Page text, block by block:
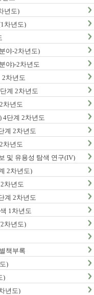
년도)
차년도)
야-2차년도)
야)-2차년도
2차년도
계 2차년도
차년도
4단계 2차년도
계 2차년도
차년도
및 유용성 탐색 연구(IV)
2차년도)
차년도
계 2차년도
1차년도
차년도)
책부록
)
)
년도)